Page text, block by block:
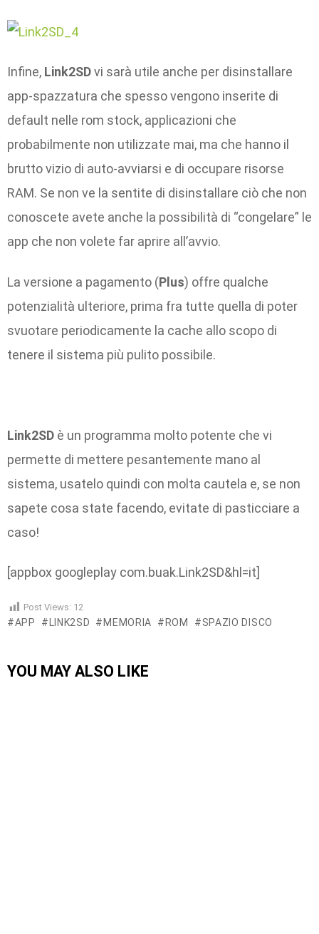
Infine, Link2SDvi sarà utile anche per disinstallare
app-spazzatura che spesso vengono inserite di
default nelle rom stock, applicazioni che
probabilmente non utilizzate mai, ma che hanno il
brutto vizio di auto-avviarsi e di occupare risorse
RAM. Se non ve la sentite di disinstallare ciò che non
conoscete avete anche la possibilità di “congelare” le
app che non volete far aprire all’avvio.
La versione a pagamento (Plus) offre qualche
potenzialità ulteriore, prima fra tutte quella di poter
svuotare periodicamente la cache allo scopo di
tenere il sistema più pulito possibile.
Link2SD è un programma molto potente che vi
permette di mettere pesantemente mano al
sistema, usatelo quindi con molta cautela e, se non
sapete cosa state facendo, evitate di pasticciare a
caso!
[appbox googleplay com.buak.Link2SD&hl=it]
Post Views: 12
APP LINK2SD MEMORIA ROM SPAZIO DISCO
YOU MAY ALSO LIKE